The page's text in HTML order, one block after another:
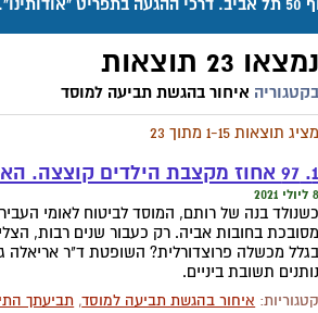
נמצאו 23 תוצאות
בקטגוריה איחור בהגשת תביעה למוסד
מציג תוצאות 1-15 מתוך 23
1. 97 אחוז מקצבת הילדים קוצצה. האם השופטים יאשרו?
8 ליולי 2021
כשנולד בנה של רותם, המוסד לביטוח לאומי
מסובכת בחובות אביה. רק כעבור שנים רבות,
בגלל מכשלה פרוצדורלית? השופטת ד"ר אריאלה
נותנים תשובת ביניים.
קטגוריות: איחור בהגשת תביעה למוסד, תביעתך